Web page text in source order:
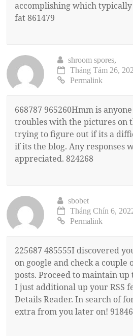
accomplishing which
fat 861479
shroom spores,
Tháng Tám 26,
Permalink
668787 965260Hmm is
troubles with the pictures on
trying to figure out if its a
if its the blog. Any responses
appreciated. 824268
sbobet
Tháng Chín 6,
Permalink
225687 485555I discovered
on google and check a
posts. Proceed to maintain
I just additional up your RSS
Details Reader. In search of
extra from you later on!